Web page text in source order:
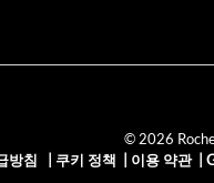
© 2026
방침
쿠키 정책 이용 약관|